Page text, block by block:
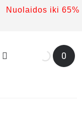
Nuolaidos iki 65%
0